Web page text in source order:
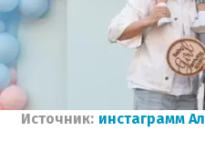
Источник: инстаграмм